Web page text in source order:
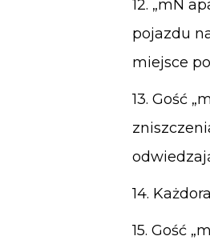
12. „mN
pojazdu
miejsce
13. Gość
14.
15. Gość